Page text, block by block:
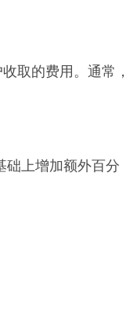
取的费用。通常，
上增加额外百分